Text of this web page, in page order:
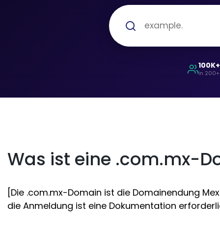
in
Was ist eine .com.mx-
[Die .com.mx-Domain ist die Domainendung
die Anmeldung ist eine Dokumentation